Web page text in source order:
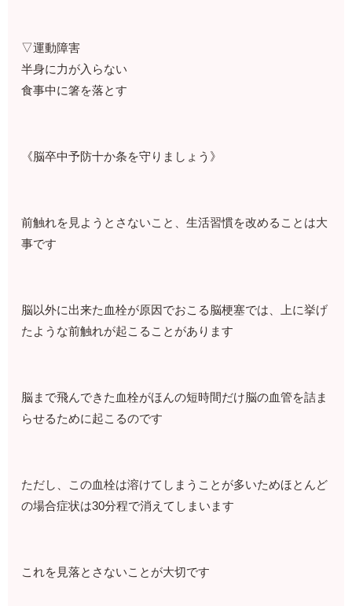
▽運動障害
半身に力が入らない
食事中に箸を落とす
《脳卒中予防十か条を守りましょう》
前触れを見ようとさないこと、生活習慣を改めることは大
事です
脳以外に出来た血栓が原因でおこる脳梗塞では、上に挙げ
たような前触れが起こることがあります
脳まで飛んできた血栓がほんの短時間だけ脳の血管を詰ま
らせるために起こるのです
ただし、この血栓は溶けてしまうことが多いためほとんど
の場合症状は30分程で消えてしまいます
これを見落とさないことが大切です